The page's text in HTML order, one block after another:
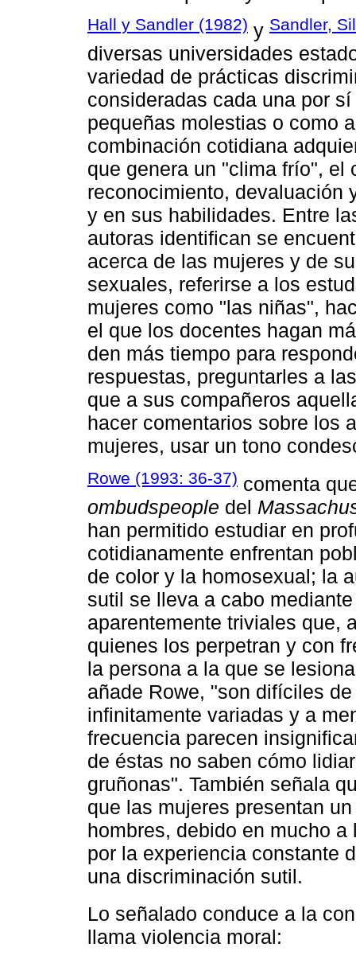
Hall y Sandler (1982) y Sandler,
diversas universidades
variedad de prácticas
consideradas cada una por
pequeñas molestias o como
combinación cotidiana
que genera un "clima frío", el
reconocimiento, devaluación
y en sus habilidades. Entre
autoras identifican se
acerca de las mujeres y de
sexuales, referirse a los
mujeres como "las niñas",
el que los docentes hagan
den más tiempo para
respuestas, preguntarles a
que a sus compañeros
hacer comentarios sobre los
mujeres, usar un tono
Rowe (1993: 36-37) comenta
ombudspeople del
han permitido estudiar en
cotidianamente enfrentan
de color y la homosexual; la
sutil se lleva a cabo
aparentemente triviales que,
quienes los perpetran y con
la persona a la que se
añade Rowe, "son difíciles
infinitamente variadas y a
frecuencia parecen
de éstas no saben cómo
gruñonas". También señala
que las mujeres presentan
hombres, debido en mucho
por la experiencia constante
una discriminación sutil.
Lo señalado conduce a la
llama violencia moral: